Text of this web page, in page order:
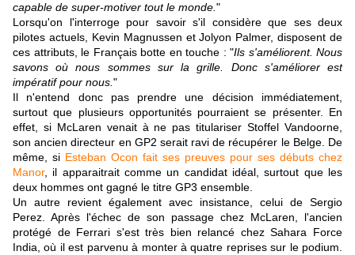
capable de super-motiver tout le monde. "
Lorsqu'on l'interroge pour savoir s'il considère que ses deux
pilotes actuels, Kevin Magnussen et Jolyon Palmer, disposent de
ces attributs, le Français botte en touche : "Ils s'améliorent. Nous
savons où nous sommes sur la grille. Donc s'améliorer est
impératif pour nous. "
Il n'entend donc pas prendre une décision immédiatement,
surtout que plusieurs opportunités pourraient se présenter. En
effet, si McLaren venait à ne pas titulariser Stoffel Vandoorne,
son ancien directeur en GP2 serait ravi de récupérer le Belge. De
même, si Esteban Ocon fait ses preuves pour ses débuts chez
Manor, il apparaitrait comme un candidat idéal, surtout que les
deux hommes ont gagné le titre GP3 ensemble.
Un autre revient également avec insistance, celui de Sergio
Perez. Après l'échec de son passage chez McLaren, l'ancien
protégé de Ferrari s'est très bien relancé chez Sahara Force
India, où il est parvenu à monter à quatre reprises sur le podium.